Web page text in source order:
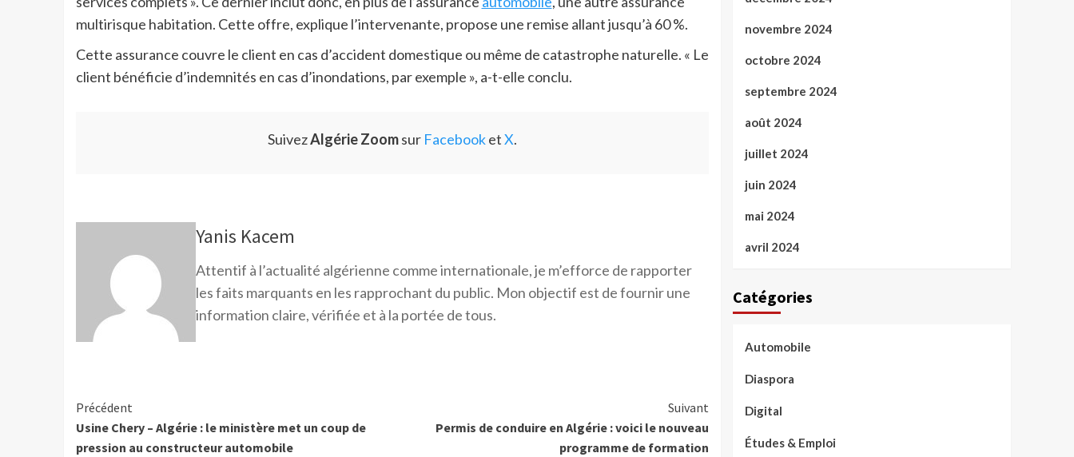
multirisque habitation. Cette offre, explique l’intervenante, propose une remise allant jusqu’à 60 %.
Cette assurance couvre le client en cas d’accident domestique ou même de catastrophe naturelle. « Le
client bénéficie d’indemnités en cas d’inondations, par exemple », a-t-elle conclu.
SuivezAlgérie Zoomsur FacebooketX.
Yanis Kacem
Attentif à l’actualité algérienne comme internationale, je m’efforce de rapporter
les faits marquants en les rapprochant du public. Mon objectif est de fournir une
information claire, vérifiée et à la portée de tous.
Précédent
Usine Chery – Algérie : le ministère met un coup de
pression au constructeur automobile
Suivant
Permis de conduire en Algérie : voici le nouveau
programme de formation
novembre 2024
octobre 2024
septembre 2024
août 2024
juillet 2024
juin 2024
mai 2024
avril 2024
Catégories
Automobile
Diaspora
Digital
Études & Emploi